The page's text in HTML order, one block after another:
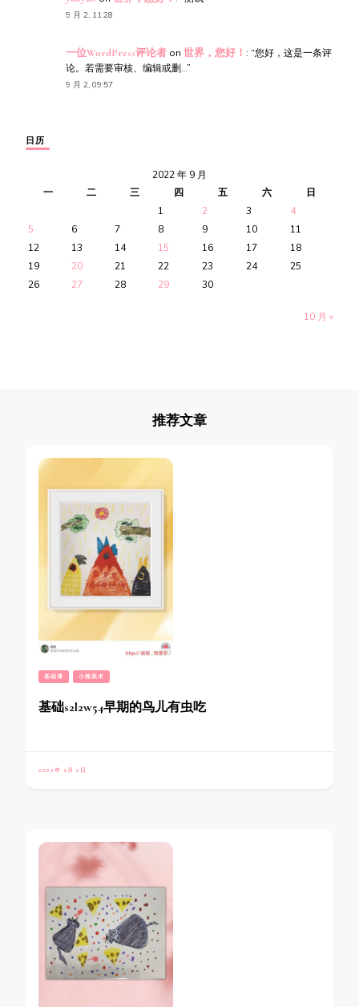
9 月 2, 11:28
一位WordPress评论者 on 世界，您好！ : “您好，这是一条评
论。若需要审核、编辑或删…”
9 月 2, 09:57
日历
2022 年 9 月
一
二 三 四 五 六
日
1
2 3
4
5
6 7 8 9 10
11
12
13 14 15 16 17
18
19
20 21 22 23 24
25
26
27 28 29 30
10 月 »
推荐文章
基础课 小熊美术
基础s2l2w54早期的鸟儿有虫吃
2022年 9月 2日